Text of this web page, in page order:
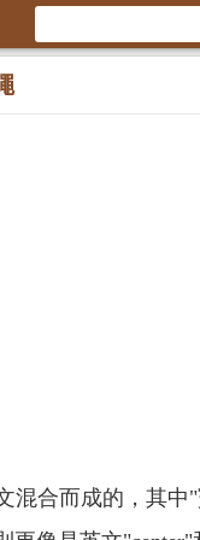
混合而成的，其中